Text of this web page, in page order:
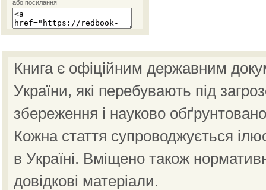
або посилання
Книга є офіційним державним
України, які перебувають під
збереження і науково
Кожна стаття супроводжується
в Україні. Вміщено також
довідкові матеріали.